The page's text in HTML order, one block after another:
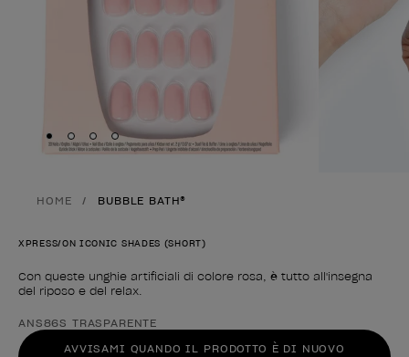
Skip to slide1
Skip to slide2
Skip to slide3
Skip to slide4
HOME BUBBLE BATH®
XPRESS/ON ICONIC SHADES (SHORT)
Con queste unghie artificiali di colore rosa, è tutto all'insegna
del riposo e del relax.
Forma del prodotto
ANS86S TRASPARENTE
AVVISAMI QUANDO IL PRODOTTO È DI NUOVO